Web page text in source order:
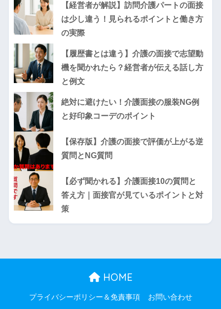
【経営者が解説】訪問介護パートの面接
は少し違う！見られるポイントと働き方
の実際
【履歴書とは違う】介護の面接で志望動
機を聞かれたら？経営者が伝える話し方
と例文
絶対に避けたい！介護面接の服装NG例
と好印象コーデのポイント
【保存版】介護の面接で評価が上がる逆
質問とNG質問
【必ず聞かれる】介護面接10の質問と
答え方｜面接官が見ているポイントと対
策
HOME
プライバシーポリシー＆免責事項 お問い合わせ